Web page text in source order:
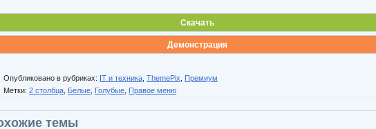
Скачать
Демонстрация
Опубликовано в рубриках: IT и техника ThemePix
Премиум
Метки: 2 столбца Белые Голубые Правое меню
темы